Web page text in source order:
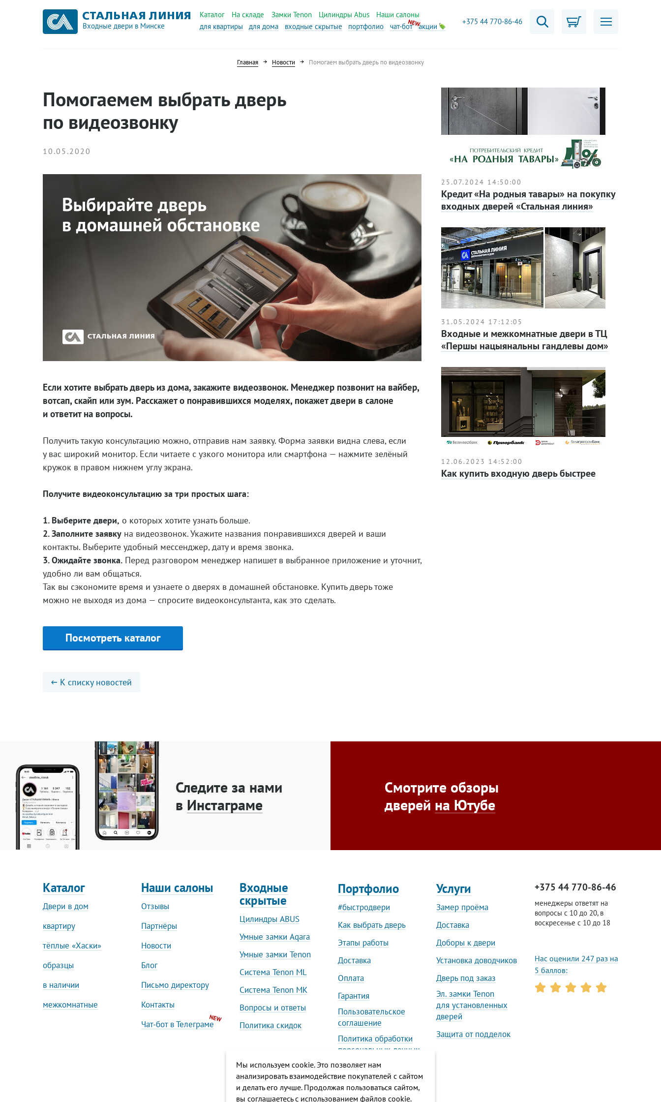
Входные двери в Минске
Каталог На складе Замки Tenon Цилиндры Abus
Наши салоны
для квартиры
для дома входные скрытые портфолио чат-бот акции
+375 44 770-86-46
Главная Новости Помогаем выбрать дверь по видеозвонку
Помогаемем выбрать дверь
по видеозвонку
10.05.2020
Если хотите выбрать дверь из дома, закажите видеозвонок. Менеджер позвонит на вайбер,
вотсап, скайп или зум. Расскажет о понравившихся моделях, покажет двери в салоне
и ответит на вопросы.
Получить такую консультацию можно, отправив нам заявку. Форма заявки видна слева, если
у вас широкий монитор. Если читаете с узкого монитора или смартфона — нажмите зелёный
кружок в правом нижнем углу экрана.
Получите видеоконсультацию за три простых шага:
1. Выберите двери, о которых хотите узнать больше.
2. Заполните заявку на видеозвонок. Укажите названия понравившихся дверей и ваши
контакты. Выберите удобный мессенджер, дату и время звонка.
3. Ожидайте звонка. Перед разговором менеджер напишет в выбранное приложение и уточнит,
удобно ли вам общаться.
Так вы сэкономите время и узнаете о дверях в домашней обстановке. Купить дверь тоже
можно не выходя из дома — спросите видеоконсультанта, как это сделать.
Посмотреть каталог
К списку новостей
25.07.2024 14:50:00
Кредит «На родныя тавары» на покупку
входных дверей «Стальная линия»
31.05.2024 17:12:05
Входные и межкомнатные двери в ТЦ
«Першы нацыянальны гандлевы дом»
12.06.2023 14:52:00
Как купить входную дверь быстрее
Следите за нами
в Инстаграме
Смотрите обзоры
дверей на Ютубе
Каталог
Двери в дом
квартиру
тёплые «Хаски»
образцы
в наличии
межкомнатные
Наши салоны
Отзывы
Партнёры
Новости
Блог
Письмо директору
Контакты
Чат-бот в Телеграме
Входные
скрытые
Цилиндры ABUS
Умные замки Aqara
Умные замки Tenon
Система Tenon ML
Система Tenon MK
Вопросы и ответы
Политика скидок
Портфолио
#быстродвери
Как выбрать дверь
Этапы работы
Доставка
Оплата
Гарантия
Пользовательское
соглашение
Политика обработки
персональных данных
Политика обработки
файлов cookies
Услуги
Замер проёма
Доставка
Доборы к двери
Установка доводчиков
Дверь под заказ
Эл. замки Tenon
для установленных
дверей
Защита от подделок
+375 44 770-86-46
менеджеры ответят на
вопросы с 10 до 20, в
воскресенье с 10 до 18
Нас оценили 247 раз на
5 баллов:
Мы используем cookie. Это позволяет нам
анализировать взаимодействие покупателей с сайтом
и делать его лучше. Продолжая пользоваться сайтом,
вы соглашаетесь с использованием файлов cookie.